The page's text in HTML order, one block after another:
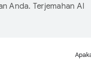
Anda. Terjemahan AI